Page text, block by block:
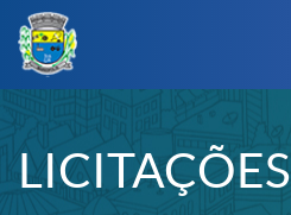
LICITAÇÕES